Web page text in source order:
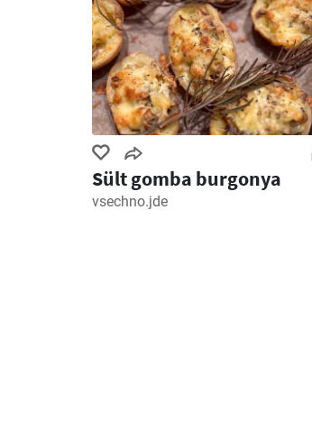
Sült gomba burgonya
vsechno.jde